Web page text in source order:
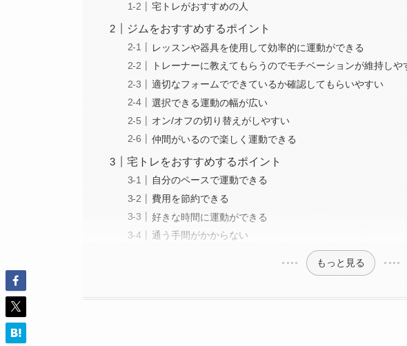
宅トレがおすすめの人
ジムをおすすめするポイント
レッスンや器具を使用して効率的に運動ができる
トレーナーに教えてもらうのでモチベーションが維持しや
適切なフォームでできているか確認してもらいやすい
選択できる運動の幅が広い
オン/オフの切り替えがしやすい
仲間がいるので楽しく運動できる
宅トレをおすすめするポイント
自分のペースで運動できる
費用を節約できる
好きな時間に運動ができる
通う手間がかからない
もっと見る